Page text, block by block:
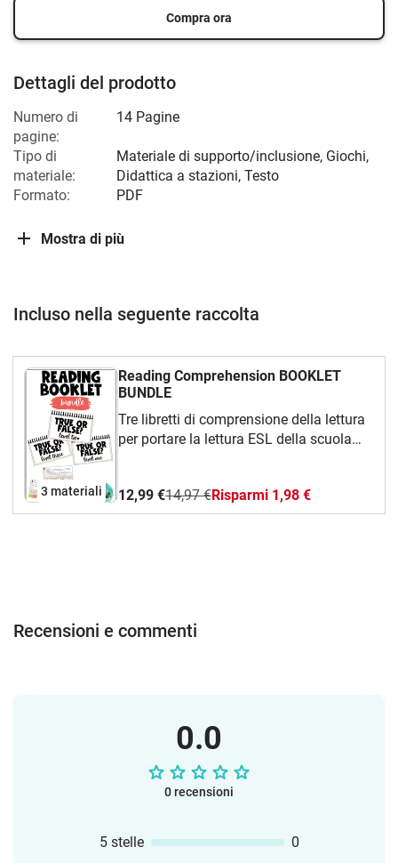
Compra ora
Dettagli del prodotto
Numero di
pagine:
14 Pagine
Tipo di
materiale:
Materiale di supporto/inclusione, Giochi,
Didattica a stazioni, Testo
Formato:
PDF
Mostra di più
Incluso nella seguente raccolta
3 materiali
Reading Comprehension BOOKLET
BUNDLE
Tre libretti di comprensione della lettura
per portare la lettura ESL della scuola
primaria, in modo che siate pronti a
giocare!
12,99 €14,97 €Risparmi 1,98 €
Recensioni e commenti
0.0
0 recensioni
5 stelle
0